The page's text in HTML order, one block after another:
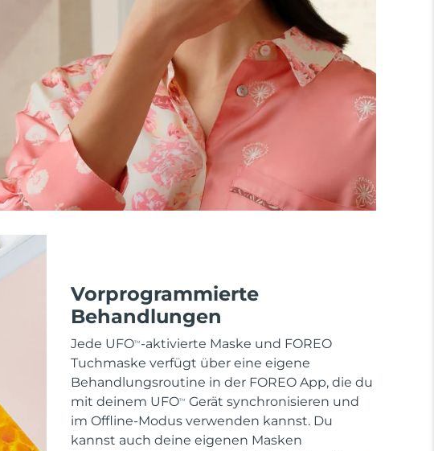
Vorprogrammierte
Behandlungen
Jede UFOTM -aktivierte Maske und FOREO
Tuchmaske verfügt über eine eigene
Behandlungsroutine in der FOREO App, die du
mit deinem UFOTM
Gerät synchronisieren und
im Offline-Modus verwenden kannst. Du
kannst auch deine eigenen Masken